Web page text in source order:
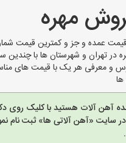
لوله و اتصالات
آهن آلاتی های شهرها
مهره
عمده و جز و کمترین قیمت
در تهران و شهرستان ها با چندین
و معرفی هر یک با قیمت های
آهن آلات هستید با کلیک روی
در سایت «آهن آلاتی ها» ثبت نام